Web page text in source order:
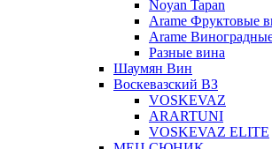
Noyan Tapan
Arame Фруктовые
Arame
Разные вина
Шаумян Вин
Воскевазский ВЗ
VOSKEVAZ
ARARTUNI
VOSKEVAZ ELITE